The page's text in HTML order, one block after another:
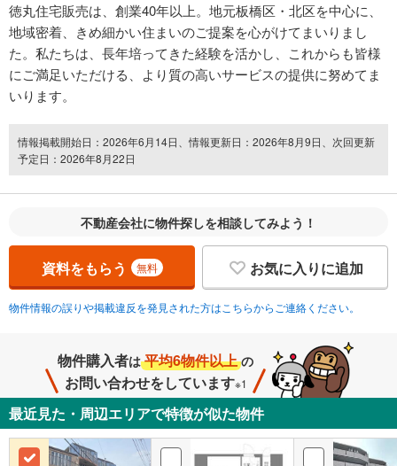
徳丸住宅販売は、創業40年以上。地元板橋区・北区を中心に、
地域密着、きめ細かい住まいのご提案を心がけてまいりまし
た。私たちは、長年培ってきた経験を活かし、これからも皆様
にご満足いただける、より質の高いサービスの提供に努めてま
いります。
情報掲載開始日：2026年6月14日、情報更新日：2026年8月9日、次回更新
予定日：2026年8月22日
不動産会社に物件探しを相談してみよう！
資料をもらう 無料 お気に入りに追加
物件情報の誤りや掲載違反を発見された方はこちらからご連絡ください。
物件購入者は 平均6物件以上 の
お問い合わせをしています※1
最近見た・周辺エリアで特徴が似た物件